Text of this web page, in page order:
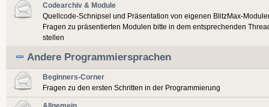
Codearchiv & Module
Quellcode-Schnipsel und Präsentation von eigenen BlitzMax-
Fragen zu präsentierten Modulen bitte in dem entsprechenden
stellen
Andere Programmiersprachen
Beginners-Corner
Fragen zu den ersten Schritten in der Programmierung